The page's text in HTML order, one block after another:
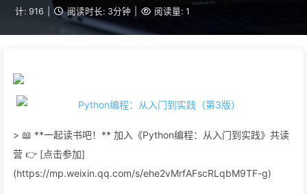
计: 916 阅读时长: 3分钟 阅读量: 1
> 📖 **一起读书吧！** 加入《Python编程：从入门到实践》共读
营 👉 [点击参加]
(https://mp.weixin.qq.com/s/ehe2vMrfAFscRLqbM9TF-g)